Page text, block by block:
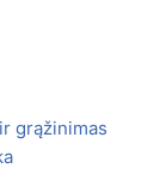
grąžinimas